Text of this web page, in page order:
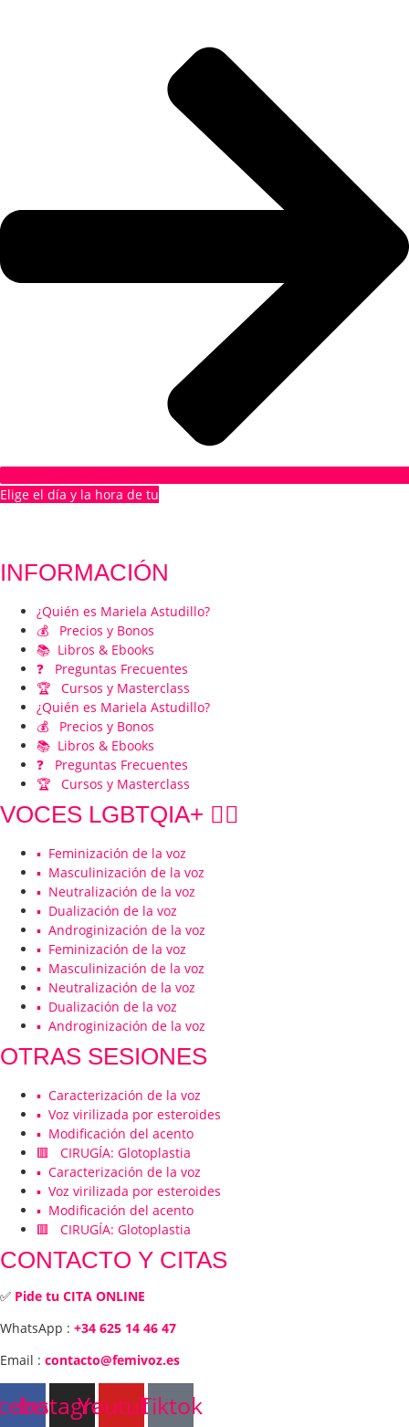
Elige el día y la hora de tu
INFORMACIÓN
¿Quién es Mariela Astudillo?
💰 Precios y Bonos
📚 Libros & Ebooks
❓ Preguntas Frecuentes
🏆 Cursos y Masterclass
¿Quién es Mariela Astudillo?
💰 Precios y Bonos
📚 Libros & Ebooks
❓ Preguntas Frecuentes
🏆 Cursos y Masterclass
VOCES LGBTQIA+ 🏳️‍🌈
▪️ Feminización de la voz
▪️ Masculinización de la voz
▪️ Neutralización de la voz
▪️ Dualización de la voz
▪️ Androginización de la voz
▪️ Feminización de la voz
▪️ Masculinización de la voz
▪️ Neutralización de la voz
▪️ Dualización de la voz
▪️ Androginización de la voz
OTRAS SESIONES
▪️ Caracterización de la voz
▪️ Voz virilizada por esteroides
▪️ Modificación del acento
🟥 CIRUGÍA: Glotoplastia
▪️ Caracterización de la voz
▪️ Voz virilizada por esteroides
▪️ Modificación del acento
🟥 CIRUGÍA: Glotoplastia
CONTACTO Y CITAS
✅ Pide tu CITA ONLINE
WhatsApp : +34 625 14 46 47
Email : contacto@femivoz.es
Instagram
YoutubeTiktok